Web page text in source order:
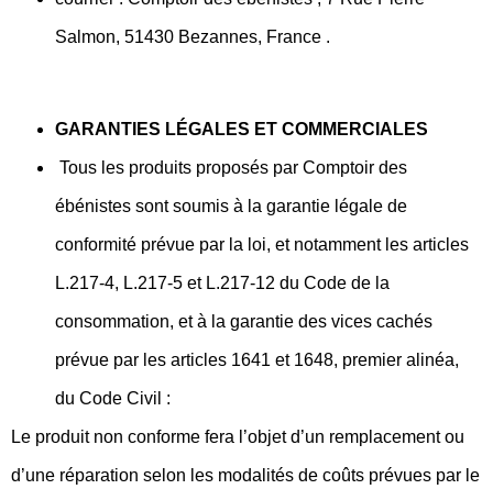
Salmon, 51430 Bezannes, France .
GARANTIES LÉGALES ET COMMERCIALES
Tous les produits proposés par Comptoir des
ébénistes sont soumis à la garantie légale de
conformité prévue par la loi, et notamment les articles
L.217-4, L.217-5 et L.217-12 du Code de la
consommation, et à la garantie des vices cachés
prévue par les articles 1641 et 1648, premier alinéa,
du Code Civil :
Le produit non conforme fera l’objet d’un remplacement ou
d’une réparation selon les modalités de coûts prévues par le